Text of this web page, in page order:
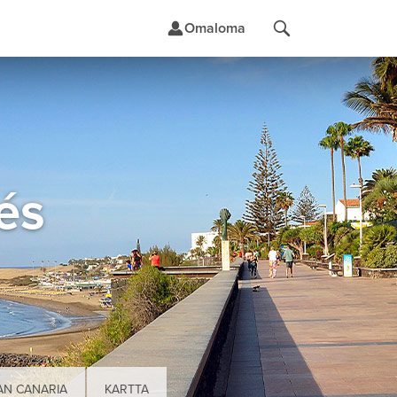
Omaloma
CANARIA KARTTA